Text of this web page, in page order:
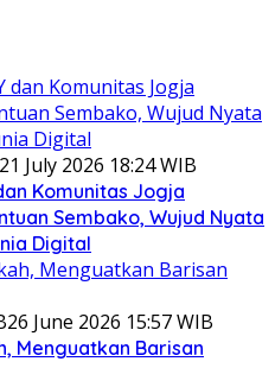
21 July 2026 18:24 WIB
Komunitas Jogja
Sembako, Wujud Nyata
Digital
26 June 2026 15:57 WIB
Menguatkan Barisan